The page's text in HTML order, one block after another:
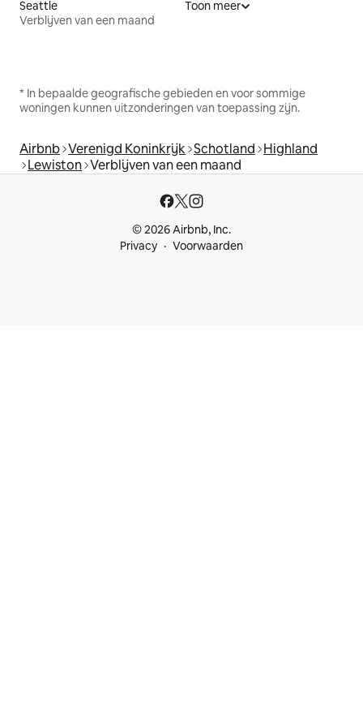
Seattle
Verblijven van een maand
Toon meer
* In bepaalde geografische gebieden en voor sommige
woningen kunnen uitzonderingen van toepassing zijn.
Airbnb Verenigd Koninkrijk Schotland Highland
Lewiston Verblijven van een maand
© 2026 Airbnb, Inc.
Privacy
Voorwaarden